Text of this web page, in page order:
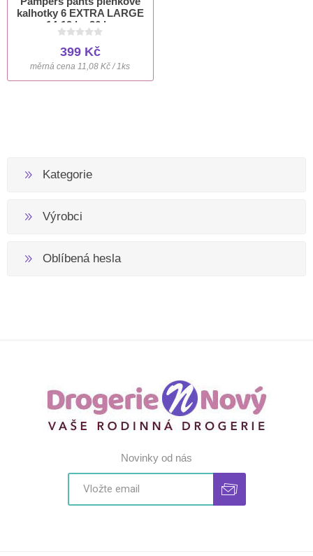
kalhotky 6 EXTRA LARGE
14-19 kg 36 ks
399 Kč
měrná cena 11,08 Kč / 1ks
Kategorie
Výrobci
Oblíbená hesla
Novinky od nás